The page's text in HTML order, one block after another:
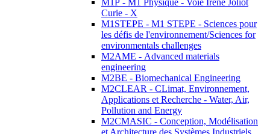
M1P - M1 Physique - Voie Irène Joliot
Curie - X
M1STEPE - M1 STEPE - Sciences pour
les défis de l'environnement/Sciences for
environmentals challenges
M2AME - Advanced materials
engineering
M2BE - Biomechanical Engineering
M2CLEAR - CLimat, Environnement,
Applications et Recherche - Water, Air,
Pollution and Energy
M2CMASIC - Conception, Modélisation
et Architecture des Systèmes Industriels